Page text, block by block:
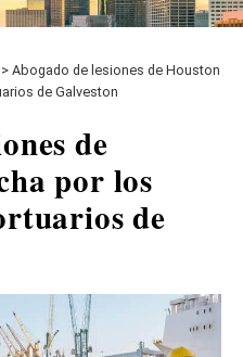
> Abogado de lesiones de Houston
de Galveston
de
por los
de